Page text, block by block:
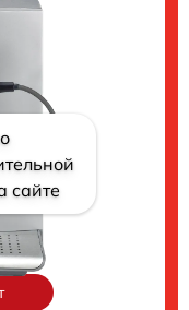
сайте